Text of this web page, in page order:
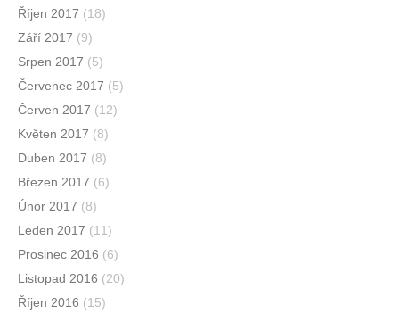
Říjen 2017 (18)
Září 2017 (9)
Srpen 2017 (5)
Červenec 2017 (5)
Červen 2017 (12)
Květen 2017 (8)
Duben 2017 (8)
Březen 2017 (6)
Únor 2017 (8)
Leden 2017 (11)
Prosinec 2016 (6)
Listopad 2016 (20)
Říjen 2016 (15)